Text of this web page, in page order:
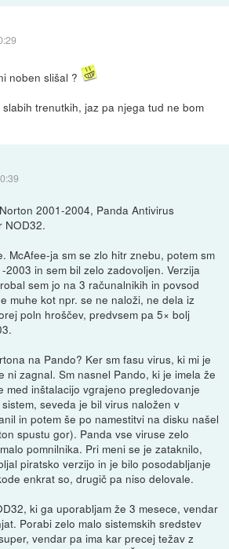
noben slišal ?
trenutkih, jaz pa njega tud ne bom
2001-2004, Panda Antivirus
NOD32.
McAfee-ja sm se zlo hitr znebu, potem sm
in sem bil zelo zadovoljen. Verzija
sem jo na 3 računalnikih in povsod
muhe kot npr. se ne naloži, ne dela iz
poln hroščev, predvsem pa 5× bolj
na Pando? Ker sm fasu virus, ki mi je
ni zagnal. Sm nasnel Pando, ki je imela že
med inštalacijo vgrajeno pregledovanje
seveda je bil virus naložen v
in potem še po namestitvi na disku našel
spustu gor). Panda vse viruse zelo
pomnilnika. Pri meni se je zataknilo,
piratsko verzijo in je bilo posodabljanje
enkrat so, drugič pa niso delovale.
ki ga uporabljam že 3 mesece, vendar
Porabi zelo malo sistemskih sredstev
vendar pa ima kar precej težav z